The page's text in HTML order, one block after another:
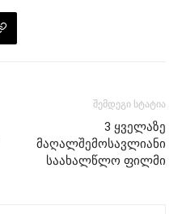
შემდეგი სტატია
3 ყველაზე
მაღალშემოსავლიანი
საახალწლო ფილმი